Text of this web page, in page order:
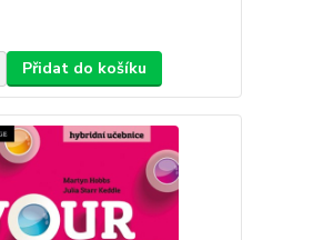
Přidat do košíku